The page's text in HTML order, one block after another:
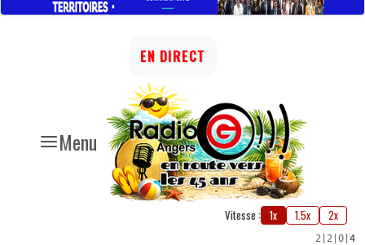
Menu
EN DIRECT
Vitesse : 1x 1.5x 2x
2 2 0 4